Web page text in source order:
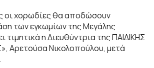
οι χορωδίες θα αποδώσουν
των εγκωμίων της Μεγάλης
η Διευθύντρια της ΠΑΙΔΙΚΗΣ
Αρετούσα Νικολοπούλου, μετά